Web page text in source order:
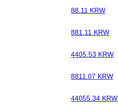
88.11 KRW
881.11 KRW
4405.53 KRW
8811.07 KRW
44055.34 KRW